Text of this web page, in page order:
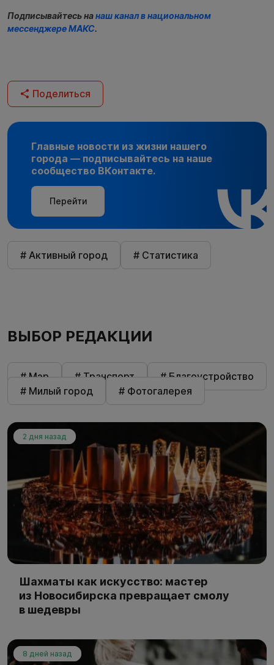
Подписывайтесь нанаш канал в национальном
мессенджере МАКС.
Поделиться
Главные новости из жизни нашего
города — подписывайтесь на наше
сообщество ВКонтакте.
Перейти
# Активный город # Статистика
ВЫБОР РЕДАКЦИИ
# Мэр # Транспорт
# Благоустройство
# Милый город
# Фотогалерея
2 дня назад
Шахматы как искусство: мастер
из Новосибирска превращает смолу
в шедевры
8 дней назад